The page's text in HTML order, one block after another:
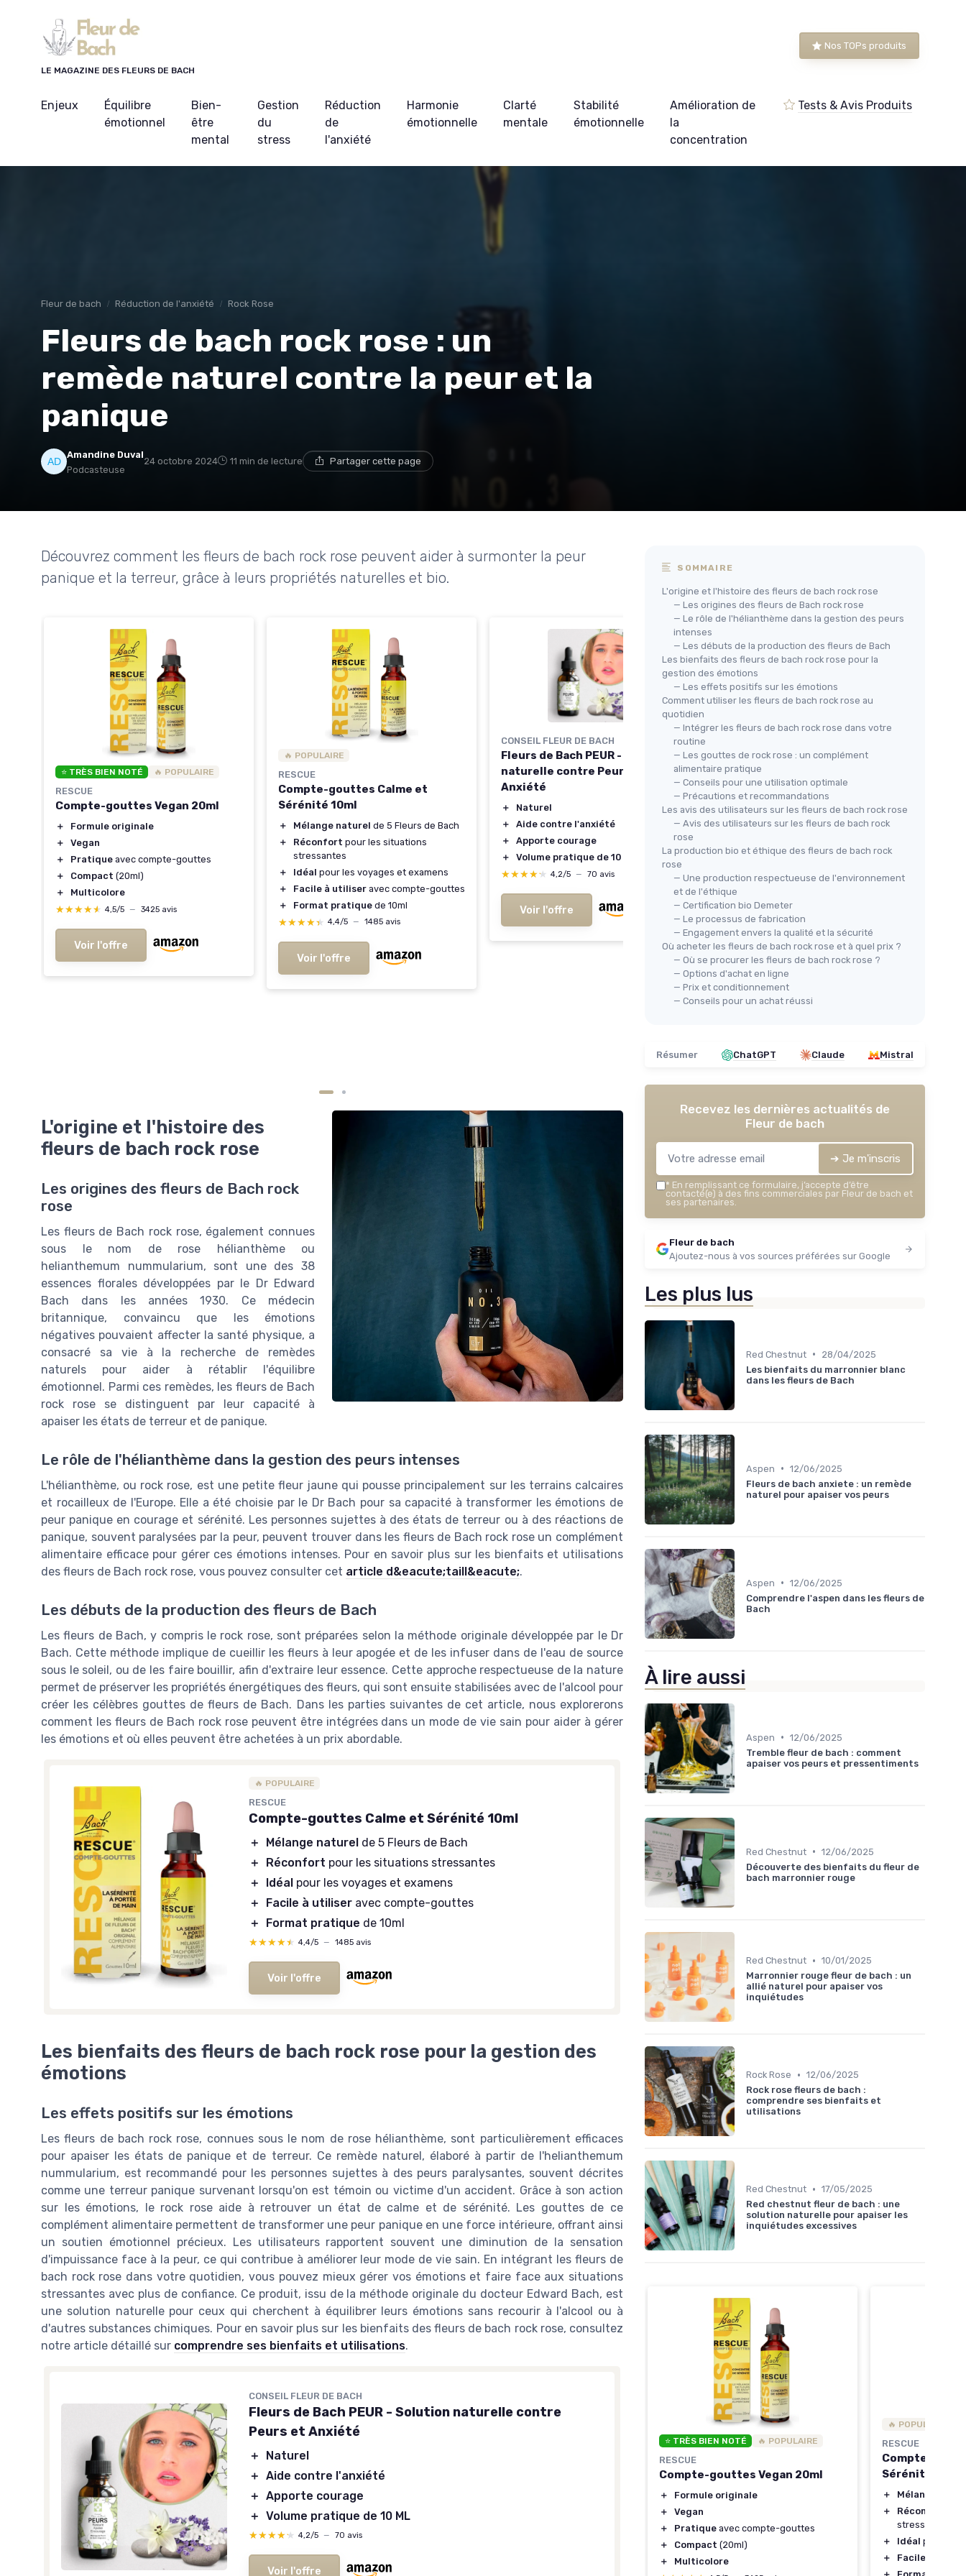
LE MAGAZINE DES FLEURS DE BACH
Nos TOPs produits
Enjeux
Équilibre
émotionnel
Bien-
être
mental
Gestion
du
stress
Réduction
de
l'anxiété
Harmonie
émotionnelle
Clarté
mentale
Stabilité
émotionnelle
Amélioration de
la
concentration
Tests & Avis Produits
Fleur de bach Réduction de l'anxiété Rock Rose
Fleurs de bach rock rose : un
remède naturel contre la peur et la
panique
Amandine Duval
Podcasteuse
24 octobre 2024 11 min de lecture Partager cette page
Découvrez comment les fleurs de bach rock rose peuvent aider à surmonter la peur
panique et la terreur, grâce à leurs propriétés naturelles et bio.
⭐ TRÈS BIEN NOTÉ 🔥 POPULAIRE
RESCUE
Compte-gouttes Vegan 20ml
＋
Formule originale
＋
Vegan
＋
Pratique avec compte-gouttes
＋
Compact (20ml)
＋
Multicolore
★★★★★
★★★★★ 4,5/5 — 3425 avis
Voir l'offre
🔥 POPULAIRE
RESCUE
Compte-gouttes Calme et
Sérénité 10ml
＋ Mélange naturel de 5 Fleurs de Bach
＋
Réconfort pour les situations
stressantes
＋
Idéal pour les voyages et examens
＋
Facile à utiliser avec compte-gouttes
＋
Format pratique de 10ml
★★★★★
★★★★★ 4,4/5 — 1485 avis
Voir l'offre
CONSEIL FLEUR DE BACH
Fleurs de Bach PEUR - Solution
naturelle contre Peurs et
Anxiété
＋
Naturel
＋
Aide contre l'anxiété
＋
Apporte courage
＋
Volume pratique de 10 ML
★★★★★
★★★★★ 4,2/5 — 70 avis
Voir l'offre
Hélianthème BIO - Fleur de Bach
Authentique
＋ Sérénité
＋
Fleur de BachAuthentique
＋
SansAlcool
＋ ProduitBIO
★★★★★
★★★★★ 4,3/5 — 77 avis
L'origine et l'histoire des
fleurs de bach rock rose
Les origines des fleurs de Bach rock
rose
Les fleurs de Bach rock rose, également connues
sous le nom de rose hélianthème ou
helianthemum nummularium, sont une des 38
essences florales développées par le Dr Edward
Bach dans les années 1930. Ce médecin
britannique, convaincu que les émotions
négatives pouvaient affecter la santé physique, a
consacré sa vie à la recherche de remèdes
naturels pour aider à rétablir l'équilibre
émotionnel. Parmi ces remèdes, les fleurs de Bach
rock rose se distinguent par leur capacité à
apaiser les états de terreur et de panique.
Le rôle de l'hélianthème dans la gestion des peurs intenses
L'hélianthème, ou rock rose, est une petite fleur jaune qui pousse principalement sur les terrains calcaires
et rocailleux de l'Europe. Elle a été choisie par le Dr Bach pour sa capacité à transformer les émotions de
peur panique en courage et sérénité. Les personnes sujettes à des états de terreur ou à des réactions de
panique, souvent paralysées par la peur, peuvent trouver dans les fleurs de Bach rock rose un complément
alimentaire efficace pour gérer ces émotions intenses. Pour en savoir plus sur les bienfaits et utilisations
des fleurs de Bach rock rose, vous pouvez consulter cet article d&eacute;taill&eacute;.
Les débuts de la production des fleurs de Bach
Les fleurs de Bach, y compris le rock rose, sont préparées selon la méthode originale développée par le Dr
Bach. Cette méthode implique de cueillir les fleurs à leur apogée et de les infuser dans de l'eau de source
sous le soleil, ou de les faire bouillir, afin d'extraire leur essence. Cette approche respectueuse de la nature
permet de préserver les propriétés énergétiques des fleurs, qui sont ensuite stabilisées avec de l'alcool pour
créer les célèbres gouttes de fleurs de Bach. Dans les parties suivantes de cet article, nous explorerons
comment les fleurs de Bach rock rose peuvent être intégrées dans un mode de vie sain pour aider à gérer
les émotions et où elles peuvent être achetées à un prix abordable.
🔥 POPULAIRE
RESCUE
Compte-gouttes Calme et Sérénité 10ml
＋ Mélange naturel de 5 Fleurs de Bach
＋
Réconfort pour les situations stressantes
＋
Idéal pour les voyages et examens
＋
Facile à utiliser avec compte-gouttes
＋
Format pratique de 10ml
★★★★★
★★★★★ 4,4/5 — 1485 avis
Voir l'offre
Les bienfaits des fleurs de bach rock rose pour la gestion des
émotions
Les effets positifs sur les émotions
Les fleurs de bach rock rose, connues sous le nom de rose hélianthème, sont particulièrement efficaces
pour apaiser les états de panique et de terreur. Ce remède naturel, élaboré à partir de l'helianthemum
nummularium, est recommandé pour les personnes sujettes à des peurs paralysantes, souvent décrites
comme une terreur panique survenant lorsqu'on est témoin ou victime d'un accident. Grâce à son action
sur les émotions, le rock rose aide à retrouver un état de calme et de sérénité. Les gouttes de ce
complément alimentaire permettent de transformer une peur panique en une force intérieure, offrant ainsi
un soutien émotionnel précieux. Les utilisateurs rapportent souvent une diminution de la sensation
d'impuissance face à la peur, ce qui contribue à améliorer leur mode de vie sain. En intégrant les fleurs de
bach rock rose dans votre quotidien, vous pouvez mieux gérer vos émotions et faire face aux situations
stressantes avec plus de confiance. Ce produit, issu de la méthode originale du docteur Edward Bach, est
une solution naturelle pour ceux qui cherchent à équilibrer leurs émotions sans recourir à l'alcool ou à
d'autres substances chimiques. Pour en savoir plus sur les bienfaits des fleurs de bach rock rose, consultez
notre article détaillé sur comprendre ses bienfaits et utilisations.
CONSEIL FLEUR DE BACH
Fleurs de Bach PEUR - Solution naturelle contre
Peurs et Anxiété
＋
Naturel
＋ Aide contre l'anxiété
＋ Apporte courage
＋ Volume pratique de 10 ML
★★★★★
★★★★★ 4,2/5 — 70 avis
Voir l'offre
SOMMAIRE
L'origine et l'histoire des fleurs de bach rock rose
— Les origines des fleurs de Bach rock rose
— Le rôle de l'hélianthème dans la gestion des peurs
intenses
— Les débuts de la production des fleurs de Bach
Les bienfaits des fleurs de bach rock rose pour la
gestion des émotions
— Les effets positifs sur les émotions
Comment utiliser les fleurs de bach rock rose au
quotidien
— Intégrer les fleurs de bach rock rose dans votre
routine
— Les gouttes de rock rose : un complément
alimentaire pratique
— Conseils pour une utilisation optimale
— Précautions et recommandations
Les avis des utilisateurs sur les fleurs de bach rock rose
— Avis des utilisateurs sur les fleurs de bach rock
rose
La production bio et éthique des fleurs de bach rock
rose
— Une production respectueuse de l'environnement
et de l'éthique
— Certification bio Demeter
— Le processus de fabrication
— Engagement envers la qualité et la sécurité
Où acheter les fleurs de bach rock rose et à quel prix ?
— Où se procurer les fleurs de bach rock rose ?
— Options d'achat en ligne
— Prix et conditionnement
— Conseils pour un achat réussi
Résumer ChatGPT Claude Mistral
Recevez les dernières actualités de
Fleur de bach
➔ Je m'inscris
* En remplissant ce formulaire, j’accepte d’être
contacté(e) à des fins commerciales par Fleur de bach et
ses partenaires.
Fleur de bach
Ajoutez-nous à vos sources préférées sur Google
Les plus lus
Red Chestnut •
28/04/2025
Les bienfaits du marronnier blanc
dans les fleurs de Bach
Aspen • 12/06/2025
Fleurs de bach anxiete : un remède
naturel pour apaiser vos peurs
Aspen • 12/06/2025
Comprendre l'aspen dans les fleurs de
Bach
À lire aussi
Aspen • 12/06/2025
Tremble fleur de bach : comment
apaiser vos peurs et pressentiments
Red Chestnut • 12/06/2025
Découverte des bienfaits du fleur de
bach marronnier rouge
Red Chestnut • 10/01/2025
Marronnier rouge fleur de bach : un
allié naturel pour apaiser vos
inquiétudes
Rock Rose • 12/06/2025
Rock rose fleurs de bach :
comprendre ses bienfaits et
utilisations
Red Chestnut • 17/05/2025
Red chestnut fleur de bach : une
solution naturelle pour apaiser les
inquiétudes excessives
gouttes Calme et
Mélange naturelde 5 Fleurs de Bach
pour les situations
pour les voyages et examens
Facile à utiliseravec compte-gouttes
CONSEIL FLEUR DE BACH
Fleurs de Bach PEUR - Solution
naturelle contre Peurs et
Anxiété
＋
Naturel
＋
Aide contre l'anxiété
Apporte courage
＋
★★★★★
★★★★★
⭐ TRÈS BIEN NOTÉ 🔥 POPULAIRE
RESCUE
Compte-gouttes Vegan 20ml
＋
Formule originale
＋
Vegan
＋
Pratique avec compte-gouttes
＋
Compact (20ml)
＋
Multicolore
🔥 POPULAIRE
RESCUE
Compte-
Sérénité 10ml
＋
Mélange
＋
Réconfort
stressantes
＋
Idéal pour les
＋
Facile à